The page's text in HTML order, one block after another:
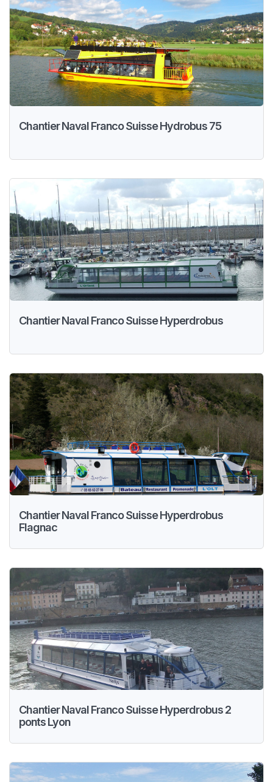
Chantier Naval Franco Suisse Hydrobus 75
Chantier Naval Franco Suisse Hyperdrobus
Chantier Naval Franco Suisse Hyperdrobus
Flagnac
Chantier Naval Franco Suisse Hyperdrobus 2
ponts Lyon